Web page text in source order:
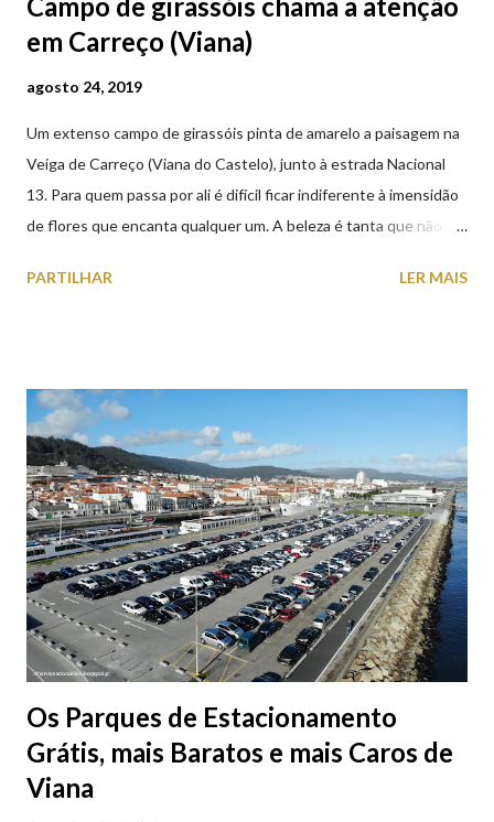
em Carreço (Viana)
agosto 24, 2019
Um extenso campo de girassóis pinta de amarelo a paisagem na
Veiga de Carreço (Viana do Castelo), junto à estrada Nacional
13. Para quem passa por ali é difícil ficar indiferente à imensidão
de flores que encanta qualquer um. A beleza é tanta que não
aproveite a paisagem como cenário para tirar algumas
PARTILHAR LER MAIS
Os Parques de Estacionamento
Grátis, mais Baratos e mais Caros de
Viana